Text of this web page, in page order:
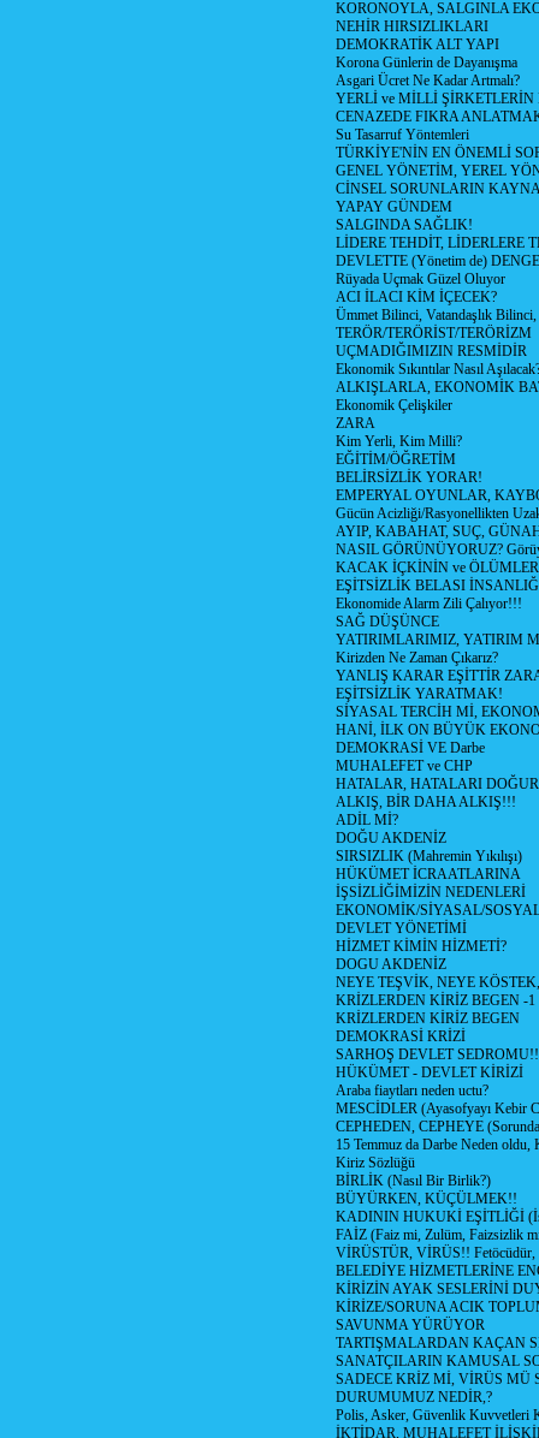
KORONOYLA, SALGINLA
NEHİR HIRSIZLIKLARI
DEMOKRATİK ALT YAPI
Korona Günlerin de Dayanışma
Asgari Ücret Ne Kadar Artmalı?
YERLİ ve MİLLİ
CENAZEDE FIKRA
Su Tasarruf Yöntemleri
TÜRKİYE'NİN EN ÖNEMLİ
GENEL YÖNETİM, YEREL
CİNSEL SORUNLARIN
YAPAY GÜNDEM
SALGINDA SAĞLIK!
LİDERE TEHDİT, LİDERLERE
DEVLETTE (Yönetim de)
Rüyada Uçmak Güzel Oluyor
ACI İLACI KİM İÇECEK?
Ümmet Bilinci, Vatandaşlık
TERÖR/TERÖRİST/TERÖRİZM
UÇMADIĞIMIZIN RESMİDİR
Ekonomik Sıkıntılar Nasıl
ALKIŞLARLA, EKONOMİK
Ekonomik Çelişkiler
ZARA
Kim Yerli, Kim Milli?
EĞİTİM/ÖĞRETİM
BELİRSİZLİK YORAR!
EMPERYAL OYUNLAR,
Gücün Acizliği/Rasyonellikten
AYIP, KABAHAT, SUÇ,
NASIL GÖRÜNÜYORUZ?
KACAK İÇKİNİN ve
EŞİTSİZLİK BELASI
Ekonomide Alarm Zili Çalıyor!!!
SAĞ DÜŞÜNCE
YATIRIMLARIMIZ, YATIRIM
Kirizden Ne Zaman Çıkarız?
YANLIŞ KARAR EŞİTTİR
EŞİTSİZLİK YARATMAK!
SİYASAL TERCİH Mİ,
HANİ, İLK ON BÜYÜK
DEMOKRASİ VE Darbe
MUHALEFET ve CHP
HATALAR, HATALARI
ALKIŞ, BİR DAHA ALKIŞ!!!
ADİL Mİ?
DOĞU AKDENİZ
SIRSIZLIK (Mahremin Yıkılışı)
HÜKÜMET İCRAATLARINA
İŞSİZLİĞİMİZİN NEDENLERİ
EKONOMİK/SİYASAL/
DEVLET YÖNETİMİ
HİZMET KİMİN HİZMETİ?
DOGU AKDENİZ
NEYE TEŞVİK, NEYE
KRİZLERDEN KİRİZ BEGEN -1
KRİZLERDEN KİRİZ BEGEN
DEMOKRASİ KRİZİ
SARHOŞ DEVLET SEDROMU!!
HÜKÜMET - DEVLET KİRİZİ
Araba fiaytları neden uctu?
MESCİDLER (Ayasofyayı Kebir
CEPHEDEN, CEPHEYE
15 Temmuz da Darbe Neden oldu,
Kiriz Sözlüğü
BİRLİK (Nasıl Bir Birlik?)
BÜYÜRKEN, KÜÇÜLMEK!!
KADININ HUKUKİ EŞİTLİĞİ
FAİZ (Faiz mi, Zulüm, Faizsizlik
VİRÜSTÜR, VİRÜS!! Fetöcüdür,
BELEDİYE HİZMETLERİNE
KİRİZİN AYAK SESLERİNİ
KİRİZE/SORUNA ACIK
SAVUNMA YÜRÜYOR
TARTIŞMALARDAN KAÇAN
SANATÇILARIN KAMUSAL
SADECE KRİZ Mİ, VİRÜS MÜ
DURUMUMUZ NEDİR,?
Polis, Asker, Güvenlik Kuvvetleri
İKTİDAR, MUHALEFET